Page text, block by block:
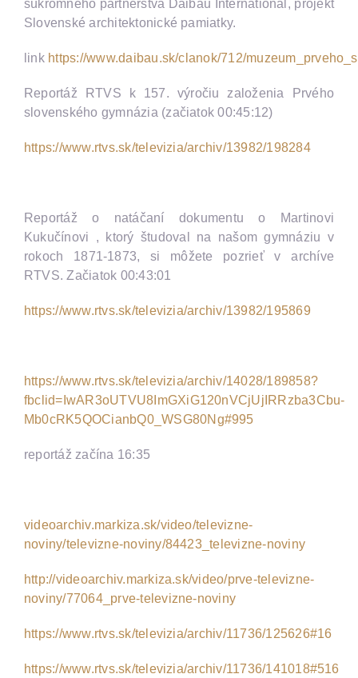
súkromného partnerstva Daibau International, projekt
Slovenské architektonické pamiatky.
link https://www.daibau.sk/clanok/712/
Reportáž RTVS k 157. výročiu založenia Prvého
slovenského gymnázia (začiatok 00:45:12)
https://www.rtvs.sk/televizia/archiv/13982/198284
Reportáž o natáčaní dokumentu o Martinovi
Kukučínovi , ktorý študoval na našom gymnáziu v
rokoch 1871-1873, si môžete pozrieť v archíve
RTVS. Začiatok 00:43:01
https://www.rtvs.sk/televizia/archiv/13982/195869
https://www.rtvs.sk/televizia/archiv/14028/189858?
fbclid=IwAR3oUTVU8ImGXiG120nVCjUjIRRzba3Cbu-
Mb0cRK5QOCianbQ0_WSG80Ng#995
reportáž začína 16:35
videoarchiv.markiza.sk/video/televizne-
noviny/televizne-noviny/84423_televizne-noviny
http://videoarchiv.markiza.sk/video/prve-televizne-
noviny/77064_prve-televizne-noviny
https://www.rtvs.sk/televizia/archiv/11736/125626#16
https://www.rtvs.sk/televizia/archiv/11736/141018#516